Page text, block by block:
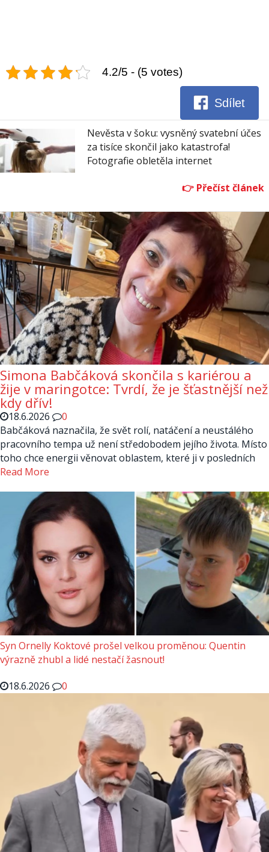
4.2/5 - (5 votes)
Sdílet
Nevěsta v šoku: vysněný svatební účes
za tisíce skončil jako katastrofa!
Fotografie obletěla internet
Simona Babčáková skončila s kariérou a
žije v maringotce: Tvrdí, že je šťastnější než
kdy dřív!
18.6.2026
0
Babčáková naznačila, že svět rolí, natáčení a neustálého
pracovního tempa už není středobodem jejího života. Místo
toho chce energii věnovat oblastem, které ji v posledních
Read More
Syn Ornelly Koktové prošel velkou proměnou: Quentin
výrazně zhubl a lidé nestačí žasnout!
18.6.2026
0